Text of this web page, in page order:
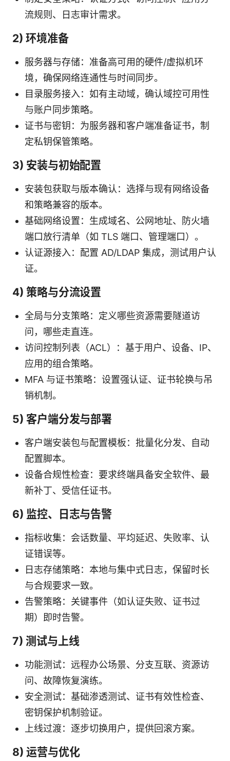
流规则、日志审计需求。
2) 环境准备
服务器与存储：准备高可用的硬件/虚拟机环
境，确保网络连通性与时间同步。
目录服务接入：如有主动域，确认域控可用性
与账户同步策略。
证书与密钥：为服务器和客户端准备证书，制
定私钥保管策略。
3) 安装与初始配置
安装包获取与版本确认：选择与现有网络设备
和策略兼容的版本。
基础网络设置：生成域名、公网地址、防火墙
端口放行清单（如 TLS 端口、管理端口）。
认证源接入：配置 AD/LDAP 集成，测试用户认
证。
4) 策略与分流设置
全局与分支策略：定义哪些资源需要隧道访
问，哪些走直连。
访问控制列表（ACL）：基于用户、设备、IP、
应用的组合策略。
MFA 与证书策略：设置强认证、证书轮换与吊
销机制。
5) 客户端分发与部署
客户端安装包与配置模板：批量化分发、自动
配置脚本。
设备合规性检查：要求终端具备安全软件、最
新补丁、受信任证书。
6) 监控、日志与告警
指标收集：会话数量、平均延迟、失败率、认
证错误等。
日志存储策略：本地与集中式日志，保留时长
与合规要求一致。
告警策略：关键事件（如认证失败、证书过
期）即时告警。
7) 测试与上线
功能测试：远程办公场景、分支互联、资源访
问、故障恢复演练。
安全测试：基础渗透测试、证书有效性检查、
密钥保护机制验证。
上线过渡：逐步切换用户，提供回滚方案。
8) 运营与优化